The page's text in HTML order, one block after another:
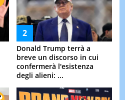
Donald Trump terrà a
breve un discorso in cui
confermerà l'esistenza
degli alieni: ...